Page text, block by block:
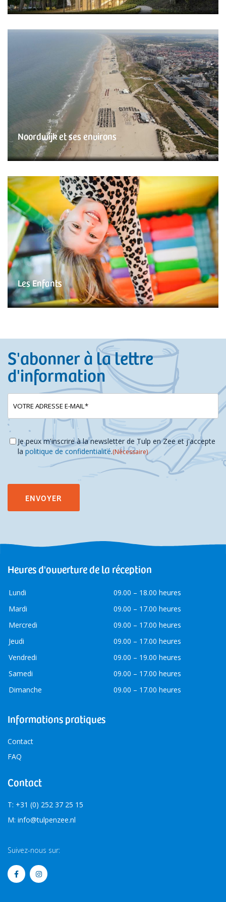
Noordwijk et ses environs
Les Enfants
S'abonner à la lettre
d'information
E-
mailadres
Instemming (Nécessaire)
Je peux m'inscrire à la newsletter de Tulp en Zee et j'accepte
la politique de confidentialité.(Nécessaire)
Heures d'ouverture de la réception
Lundi
09.00 – 18.00 heures
Mardi
09.00 – 17.00 heures
Mercredi
09.00 – 17.00 heures
Jeudi
09.00 – 17.00 heures
Vendredi
09.00 – 19.00 heures
Samedi
09.00 – 17.00 heures
Dimanche
09.00 – 17.00 heures
Informations pratiques
Contact
FAQ
Contact
T: +31 (0) 252 37 25 15
M: info@tulpenzee.nl
Suivez-nous sur: